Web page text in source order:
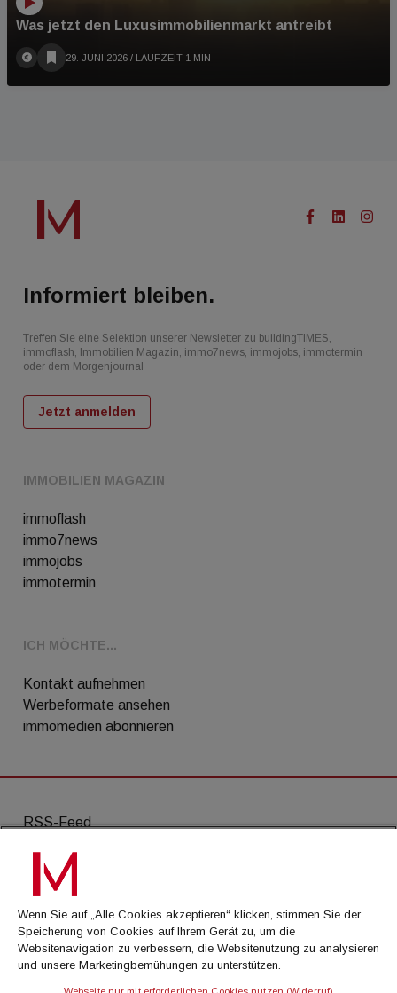
Was jetzt den Luxusimmobilienmarkt antreibt
29. JUNI 2026 / LAUFZEIT 1 MIN
IMMOBILIEN MAGAZIN
immoflash
immo7news
immojobs
immotermin
ICH MÖCHTE...
Kontakt aufnehmen
Werbeformate ansehen
immomedien abonnieren
Informiert bleiben.
Treffen Sie eine Selektion unserer Newsletter zu buildingTIMES,
immoflash, Immobilien Magazin, immo7news, immojobs, immotermin
oder dem Morgenjournal
Jetzt anmelden
RSS-Feed
AGB
Datenschutz
Kontakt
Impressum
Wenn Sie auf „Alle Cookies akzeptieren“ klicken, stimmen Sie der
Speicherung von Cookies auf Ihrem Gerät zu, um die
Websitenavigation zu verbessern, die Websitenutzung zu analysieren
und unsere Marketingbemühungen zu unterstützen.